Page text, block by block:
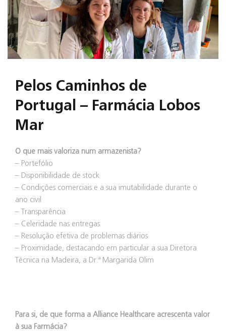
Pelos Caminhos de
Portugal – Farmácia Lobos
Mar
O que mais valoriza num armazenista?
– Portefólio
– Disponibilidade de stock
– Condições comerciais e a sua imutabilidade durante o
ano civil
– Transparência
– Celeridade nas entregas
– Resolução efetiva de problemas diários
– Proximidade, destacando em particular a sua Diretora
Técnica na Madeira, a Dr.ª Margarida Olim
Para si, de que forma a Alliance Healthcare acrescenta valor
à sua Farmácia?